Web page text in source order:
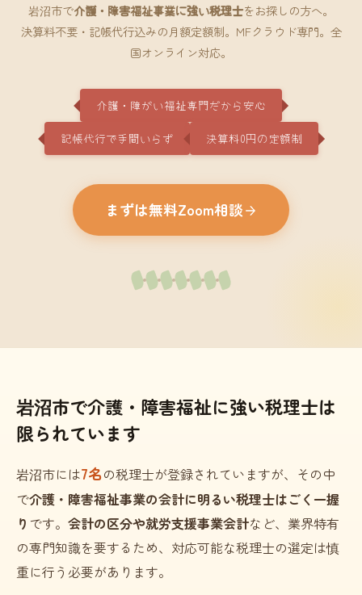
岩沼市で介護・障害福祉事業に強い税理士をお探しの方へ。
決算料不要・記帳代行込みの月額定額制。MFクラウド専門。全
国オンライン対応。
介護・障がい福祉専門だから安心
記帳代行で手間いらず 決算料0円の定額制
まずは無料Zoom相談
岩沼市で介護・障害福祉に強い税理士は
限られています
岩沼市には7名の税理士が登録されていますが、その中
で介護・障害福祉事業の会計に明るい税理士はごく一握
り です。 会計の区分や就労支援事業会計など、業界特有
の専門知識を要するため、対応可能な税理士の選定は慎
重に行う必要があります。